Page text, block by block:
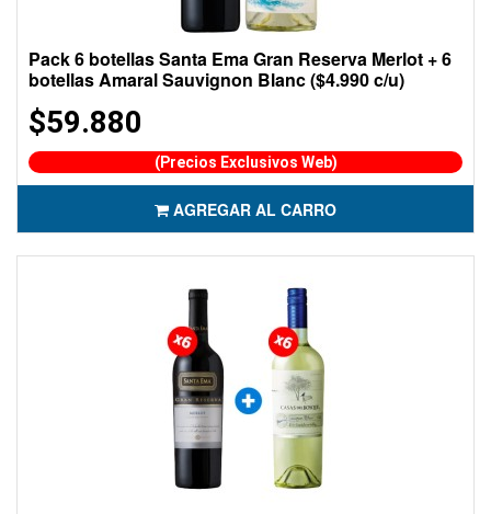
Pack 6 botellas Santa Ema Gran Reserva Merlot + 6
botellas Amaral Sauvignon Blanc ($4.990 c/u)
$59.880
(Precios Exclusivos Web)
AGREGAR AL CARRO